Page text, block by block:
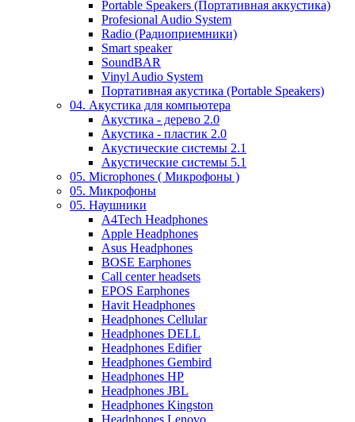
Portable Speakers (Портативная аккустика)
Profesional Audio System
Radio (Радиоприемники)
Smart speaker
SoundBAR
Vinyl Audio System
Портативная акустика (Portable Speakers)
04. Акустика для компьютера
Акустика - дерево 2.0
Акустика - пластик 2.0
Акустические системы 2.1
Акустические системы 5.1
05. Microphones ( Микрофоны )
05. Микрофоны
05. Наушники
A4Tech Headphones
Apple Headphones
Asus Headphones
BOSE Earphones
Call center headsets
EPOS Earphones
Havit Headphones
Headphones Cellular
Headphones DELL
Headphones Edifier
Headphones Gembird
Headphones HP
Headphones JBL
Headphones Kingston
Headphones Lenovo